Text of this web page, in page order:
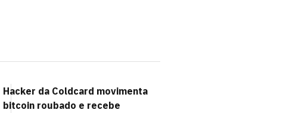
Hacker da Coldcard movimenta
bitcoin roubado e recebe